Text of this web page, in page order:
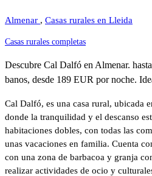
Almenar , Casas rurales en Lleida
Casas rurales completas
Descubre Cal Dalfó en Almenar.
banos, desde 189 EUR por noche.
Cal Dalfó, es una casa rural, ubicada
donde la tranquilidad y el descanso
habitaciones dobles, con todas las
unas vacaciones en familia. Cuenta
con una zona de barbacoa y granja
realizar actividades de ocio y